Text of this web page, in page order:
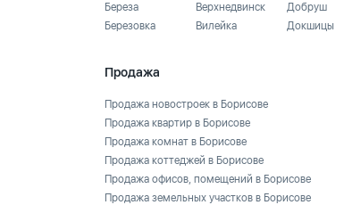
Береза
Березовка
Верхнедвинск
Вилейка
Добруш
Докшицы
Продажа
Продажа новостроек в Борисове
Продажа квартир в Борисове
Продажа комнат в Борисове
Продажа коттеджей в Борисове
Продажа офисов, помещений в Борисове
Продажа земельных участков в Борисове